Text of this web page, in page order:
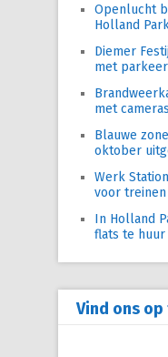
Openlucht
Holland
Diemer
met
met
Blauwe
oktober
Werk
voor treinen
In Holland
flats te huur
Vind ons